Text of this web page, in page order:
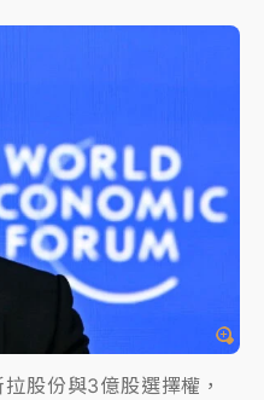
股份與3億股選擇權，